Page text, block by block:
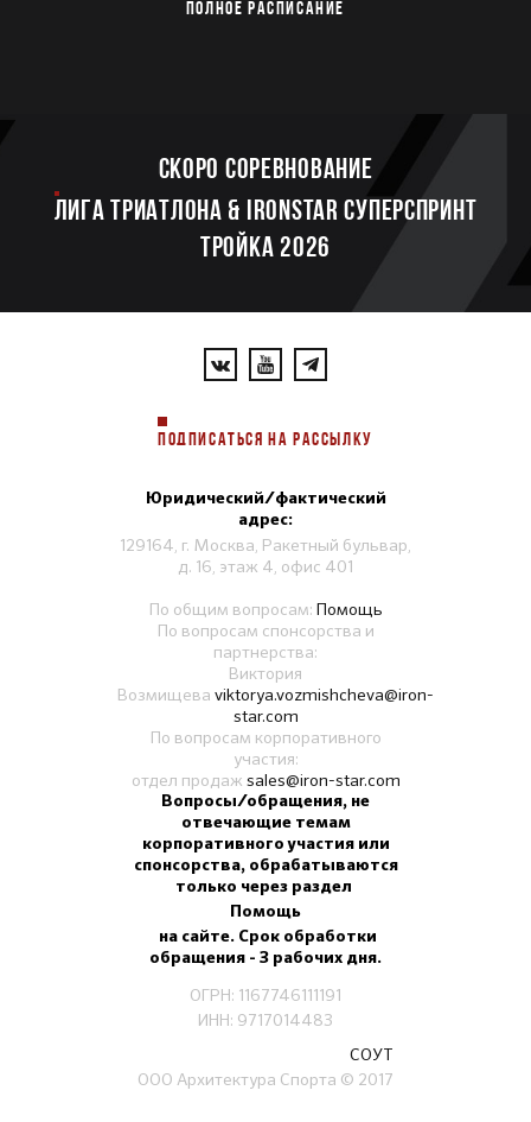
ПОЛНОЕ РАСПИСАНИЕ
Скоро соревнование
ЛИГА ТРИАТЛОНА & IRONSTAR СУПЕРСПРИНТ
ТРОЙКА 2026
ПОДПИСАТЬСЯ НА РАССЫЛКУ
Юридический/фактический
адрес:
129164, г. Москва, Ракетный бульвар,
д. 16, этаж 4, офис 401
По общим вопросам: Помощь
По вопросам спонсорства и
партнерства:
Виктория
Возмищева viktorya.vozmishcheva@iron-
star.com
По вопросам корпоративного
участия:
отдел продаж sales@iron-star.com
Вопросы/обращения, не
отвечающие темам
корпоративного участия или
спонсорства, обрабатываются
только через раздел
Помощь
на сайте. Срок обработки
обращения - 3 рабочих дня.
ОГРН: 1167746111191
ИНН: 9717014483
СОУТ
ООО Архитектура Спорта © 2017